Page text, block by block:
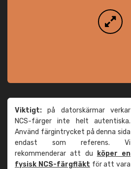
Viktigt: på datorskärmar verkar
NCS-färger inte helt autentiska.
Använd färgintrycket på denna sida
endast som referens. Vi
rekommenderar att du
köper en
fysisk NCS-färgfläkt för att vara